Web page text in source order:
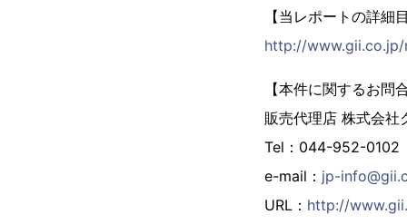
【当レポートの詳細
http://
【本件に関するお問
販売代理店 株式会社
Tel：044-952-0102
e-mail： jp-
URL： http://